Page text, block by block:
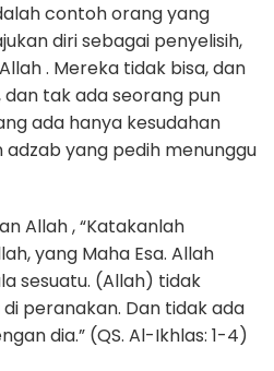
contoh orang yang
diri sebagai penyelisih,
. Mereka tidak bisa, dan
tak ada seorang pun
ada hanya kesudahan
adzab yang pedih menunggu
Allah , “Katakanlah
yang Maha Esa. Allah
sesuatu. (Allah) tidak
peranakan. Dan tidak ada
dia.” (QS. Al-Ikhlas: 1-4)